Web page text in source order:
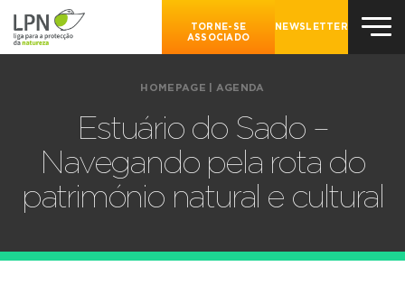
TORNE-SE
ASSOCIADO
NEWSLETTER
HOMEPAGE AGENDA
Estuário do Sado –
Navegando pela rota do
património natural e cultural